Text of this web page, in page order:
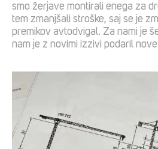
smo žerjave montirali enega za
tem zmanjšali stroške, saj se je
premikov avtodvigal. Za nami je
nam je z novimi izzivi podaril